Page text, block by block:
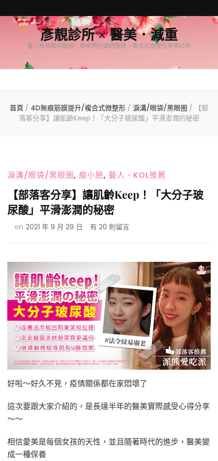
彥靚診所 × 醫美．減重
藝人推薦御用醫師、學會聘任講師醫師、複合式微整形專業診所
首頁 / 4D無痕筋膜提升/複合式微整形 / 淚溝/眼袋/黑眼圈 /
【部
落客分享】讓肌齡Keep！「大分子玻尿酸」平滑澎潤的秘密
淚溝/眼袋/黑眼圈, 瘦小臉, 藝人、KOL推薦
【部落客分享】讓肌齡Keep！「大分子玻
尿酸」平滑澎潤的秘密
on 2021 年 9 月 29 日
在
享】
讓
肌
齡
Keep！
「大
分
子
玻
尿
酸」
平
澎
秘
有 20 則留言
好啦～好久不見，疫情關係都在家悶壞了
這次要跟大家介紹的，是長達半年的醫美實際感受心得分享
～～
相信愛美是每個女孩的天性，並且隨著時代的進步，醫美變
成一種保養